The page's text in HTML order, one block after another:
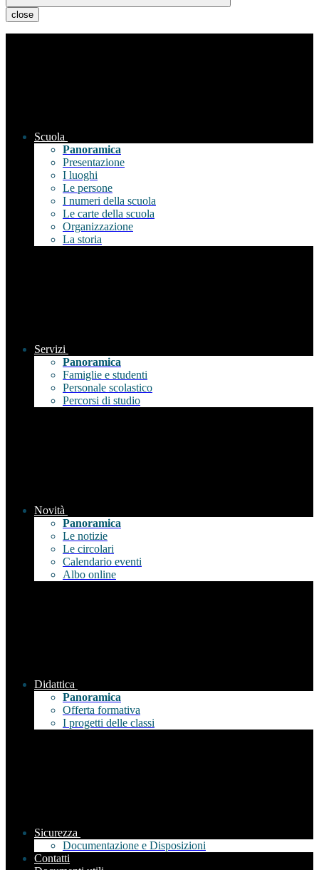
close
Scuola
Panoramica
Presentazione
I luoghi
Le persone
I numeri della scuola
Le carte della scuola
Organizzazione
La storia
Servizi
Panoramica
Famiglie e studenti
Personale scolastico
Percorsi di studio
Novità
Panoramica
Le notizie
Le circolari
Calendario eventi
Albo online
Didattica
Panoramica
Offerta formativa
I progetti delle classi
Sicurezza
Documentazione e Disposizioni
Contatti